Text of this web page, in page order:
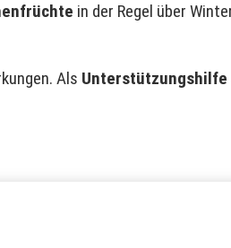
in der Regel über
Als Unterstützungshilfe